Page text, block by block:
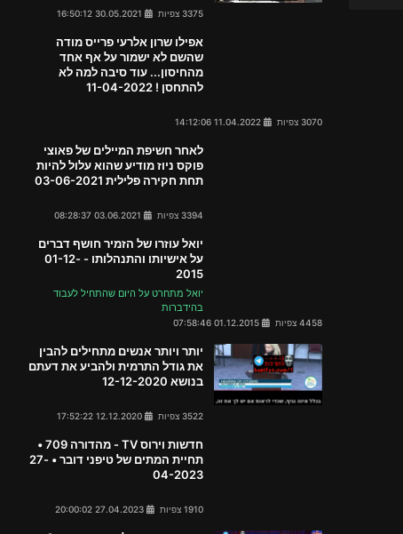
3375 צפיות
אפילו שרון אלרעי פרייס מודה
שהשם לא ישמור על אף אחד
מהחיסון... עוד סיבה למה לא
להתחסן ! 11-04-2022
3070 צפיות
לאחר חשיפת המיילים של פאוצי
פוקס ניוז מודיע שהוא עלול להיות
תחת חקירה פלילית 03-06-2021
3394 צפיות
יואל עוזרו של הזמיר חושף דברים
על אישיותו והתנהלותו - 01-12-
2015
יואל מתחרט על היום שהתחיל לעבוד
בהידברות
4458 צפיות
יותר ויותר אנשים מתחילים להבין
את גודל התרמית ולהביע את דעתם
בנושא 12-12-2020
3522 צפיות
חדשות וירוס TV - מהדורה 709 •
תחיית המתים של טיפני דובר • 27-
04-2023
1910 צפיות